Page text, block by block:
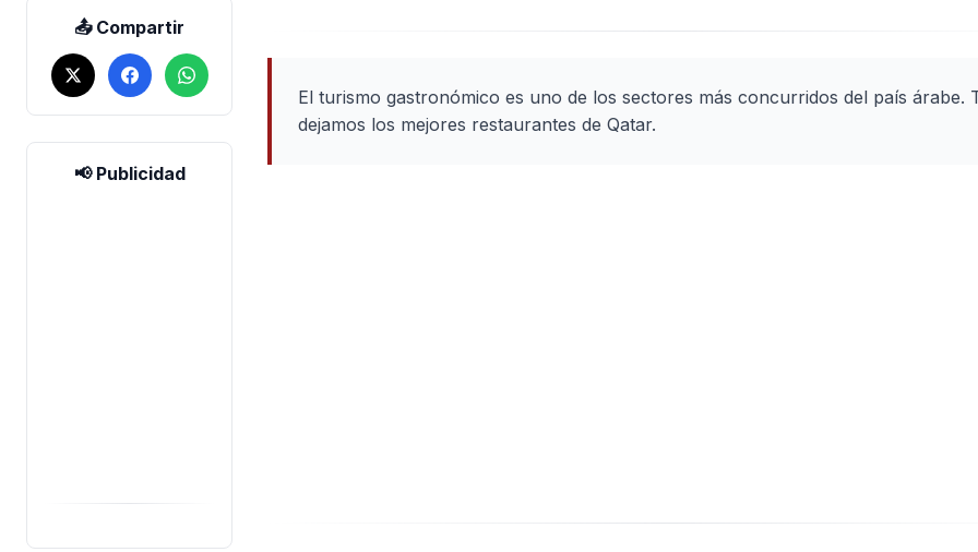
📤 Compartir
📢 Publicidad
El turismo gastronómico es uno de los sectores más concurridos del país árabe.
dejamos los mejores restaurantes de Qatar.